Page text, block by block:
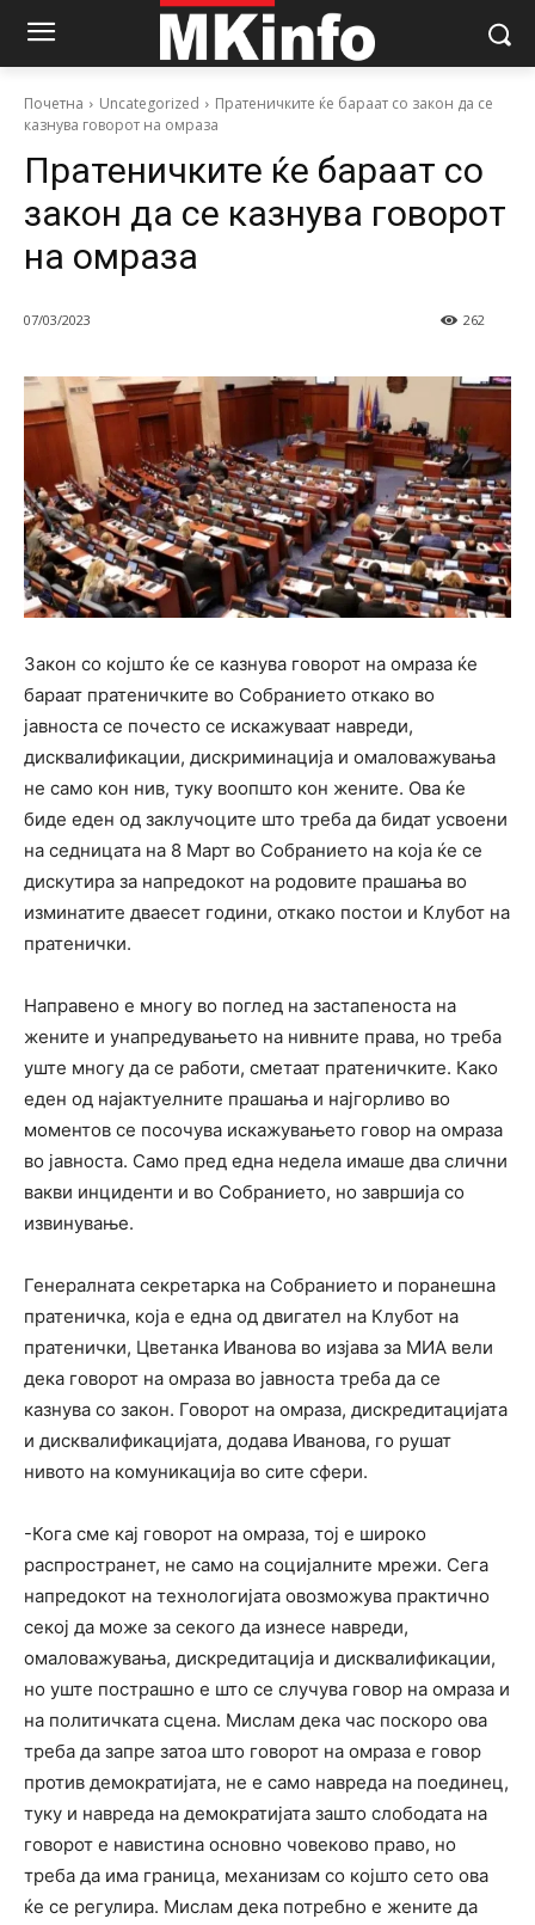
Почетна Uncategorized
Пратеничките ќе бараат со закон да се
казнува говорот на омраза
Пратеничките ќе бараат со
закон да се казнува говорот
на омраза
07/03/2023 262
Закон со којшто ќе се казнува говорот на омраза ќе
бараат пратеничките во Собранието откако во
јавноста се почесто се искажуваат навреди,
дисквалификации, дискриминација и омаловажувања
не само кон нив, туку воопшто кон жените. Ова ќе
биде еден од заклучоците што треба да бидат усвоени
на седницата на 8 Март во Собранието на која ќе се
дискутира за напредокот на родовите прашања во
изминатите дваесет години, откако постои и Клубот на
пратенички.
Направено е многу во поглед на застапеноста на
жените и унапредувањето на нивните права, но треба
уште многу да се работи, сметаат пратеничките. Како
еден од најактуелните прашања и најгорливо во
моментов се посочува искажувањето говор на омраза
во јавноста. Само пред една недела имаше два слични
вакви инциденти и во Собранието, но завршија со
извинување.
Генералната секретарка на Собранието и поранешна
пратеничка, која е една од двигател на Клубот на
пратенички, Цветанка Иванова во изјава за МИА вели
дека говорот на омраза во јавноста треба да се
казнува со закон. Говорот на омраза, дискредитацијата
и дисквалификацијата, додава Иванова, го рушат
нивото на комуникација во сите сфери.
-Кога сме кај говорот на омраза, тој е широко
распространет, не само на социјалните мрежи. Сега
напредокот на технологијата овозможува практично
секој да може за секого да изнесе навреди,
омаловажувања, дискредитација и дисквалификации,
но уште пострашно е што се случува говор на омраза и
на политичката сцена. Мислам дека час поскоро ова
треба да запре затоа што говорот на омраза е говор
против демократијата, не е само навреда на поединец,
туку и навреда на демократијата зашто слободата на
говорот е навистина основно човеково право, но
треба да има граница, механизам со којшто сето ова
ќе се регулира. Мислам дека потребно е жените да